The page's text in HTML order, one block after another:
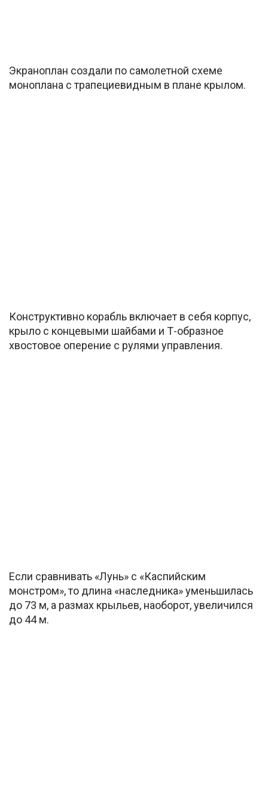
Экраноплан создали по самолетной схеме
моноплана с трапециевидным в плане крылом.
Конструктивно корабль включает в себя корпус,
крыло с концевыми шайбами и Т-образное
хвостовое оперение с рулями управления.
Если сравнивать «Лунь» с «Каспийским
монстром», то длина «наследника» уменьшилась
до 73 м, а размах крыльев, наоборот, увеличился
до 44 м.